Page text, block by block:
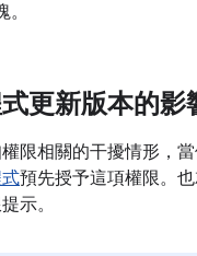
更新版本的影
限相關的干擾情形，
預先授予這項權限。
示。